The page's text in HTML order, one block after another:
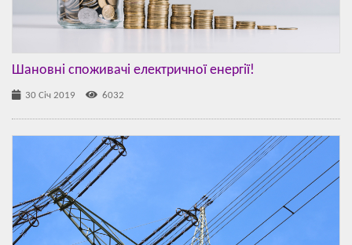
Шановні споживачі електричної енергії!
30 Січ 2019 6032